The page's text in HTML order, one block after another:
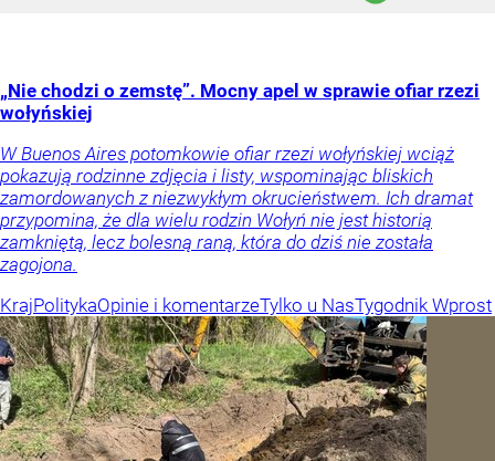
„Nie chodzi o zemstę”. Mocny apel w sprawie ofiar rzezi
wołyńskiej
W Buenos Aires potomkowie ofiar rzezi wołyńskiej wciąż
pokazują rodzinne zdjęcia i listy, wspominając bliskich
zamordowanych z niezwykłym okrucieństwem. Ich dramat
przypomina, że dla wielu rodzin Wołyń nie jest historią
zamkniętą, lecz bolesną raną, która do dziś nie została
zagojona.
KrajPolitykaOpinie i komentarzeTylko u NasTygodnik Wprost